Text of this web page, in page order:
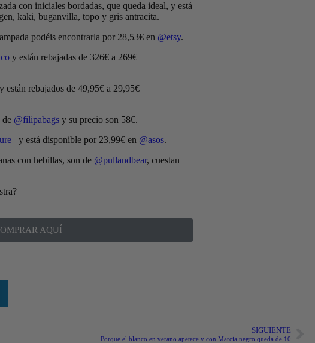
con iniciales bordadas, que queda ideal, y está
kaki, buganvilla, topo y gris antracita.
podéis encontrarla por 28,53€ en @etsy.
y están rebajadas de 326€ a 269€
y están rebajados de 49,95€ a 29,95€
de @filipabags y su precio son 58€.
y está disponible por 23,99€ en @asos.
con hebillas, son de @pullandbear, cuestan
AQUÍ
SIGUIENTE
Porque el blanco en verano apetece y con Marcia negro queda de 10